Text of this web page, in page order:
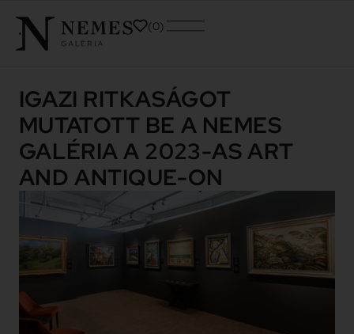
0
IGAZI RITKASÁGOT
MUTATOTT BE A NEMES
GALÉRIA A 2023-AS ART
AND ANTIQUE-ON